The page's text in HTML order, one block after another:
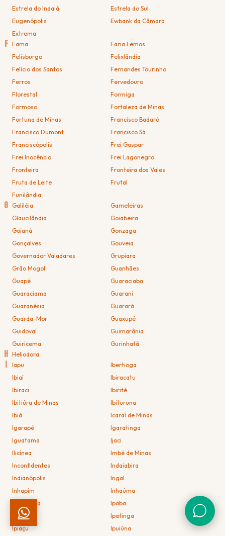
Estrela do Indaiá
Estrela do Sul
Eugenópolis
Ewbank da Câmara
Extrema
F Fama
Faria Lemos
Felisburgo
Felixlândia
Felício dos Santos
Fernandes Tourinho
Ferros
Fervedouro
Florestal
Formiga
Formoso
Fortaleza de Minas
Fortuna de Minas
Francisco Badaró
Francisco Dumont
Francisco Sá
Franciscópolis
Frei Gaspar
Frei Inocêncio
Frei Lagonegro
Fronteira
Fronteira dos Vales
Fruta de Leite
Frutal
Funilândia
G Galiléia
Gameleiras
Glaucilândia
Goiabeira
Goianá
Gonzaga
Gonçalves
Gouveia
Governador Valadares
Grupiara
Grão Mogol
Guanhães
Guapé
Guaraciaba
Guaraciama
Guarani
Guaranésia
Guarará
Guarda-Mor
Guaxupé
Guidoval
Guimarânia
Guiricema
Gurinhatã
H Heliodora
Iapu
Ibertioga
Ibiaí
Ibiracatu
Ibiraci
Ibirité
Ibitiúra de Minas
Ibituruna
Ibiá
Icaraí de Minas
Igarapé
Igaratinga
Iguatama
Ijaci
Ilicínea
Imbé de Minas
Inconfidentes
Indaiabira
Indianópolis
Ingaí
Inhapim
Inhaúma
Inimutaba
Ipaba
Ipanema
Ipatinga
Ipiaçu
Ipuiúna